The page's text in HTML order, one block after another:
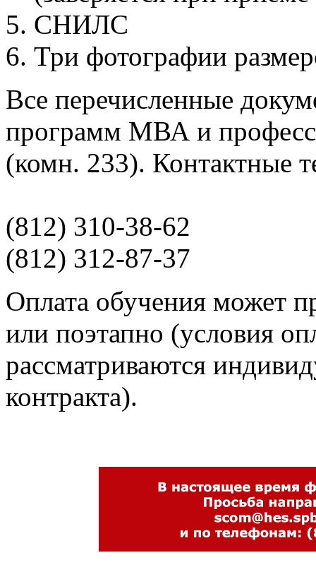
СНИЛС
Три фотографии
Все перечисленные
программ МВА и
(комн. 233). Контактные
(812) 310-38-62
(812) 312-87-37
Оплата обучения может
или поэтапно (условия
рассматриваются
контракта).